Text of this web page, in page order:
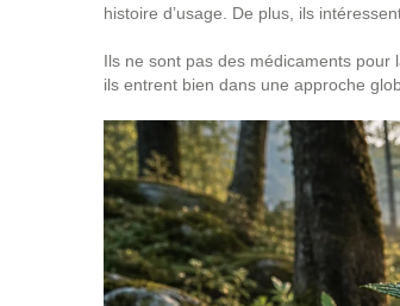
histoire d’usage. De plus, ils
Ils ne sont pas des médicaments pour
ils entrent bien dans une approche